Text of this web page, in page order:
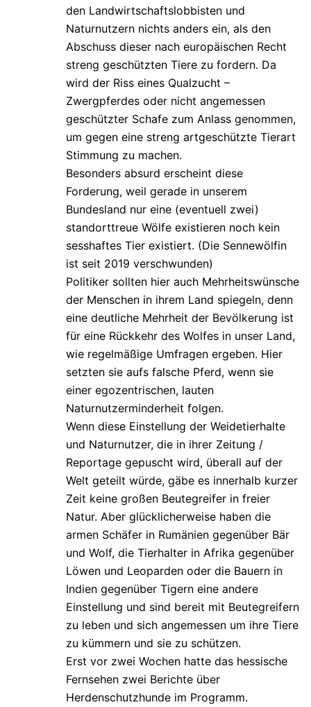
den Landwirtschaftslobbisten und
Naturnutzern nichts anders ein, als den
Abschuss dieser nach europäischen Recht
streng geschützten Tiere zu fordern. Da
wird der Riss eines Qualzucht –
Zwergpferdes oder nicht angemessen
geschützter Schafe zum Anlass genommen,
um gegen eine streng artgeschützte Tierart
Stimmung zu machen.
Besonders absurd erscheint diese
Forderung, weil gerade in unserem
Bundesland nur eine (eventuell zwei)
standorttreue Wölfe existieren noch kein
sesshaftes Tier existiert. (Die Sennewölfin
ist seit 2019 verschwunden)
Politiker sollten hier auch Mehrheitswünsche
der Menschen in ihrem Land spiegeln, denn
eine deutliche Mehrheit der Bevölkerung ist
für eine Rückkehr des Wolfes in unser Land,
wie regelmäßige Umfragen ergeben. Hier
setzten sie aufs falsche Pferd, wenn sie
einer egozentrischen, lauten
Naturnutzerminderheit folgen.
Wenn diese Einstellung der Weidetierhalte
und Naturnutzer, die in ihrer Zeitung /
Reportage gepuscht wird, überall auf der
Welt geteilt würde, gäbe es innerhalb kurzer
Zeit keine großen Beutegreifer in freier
Natur. Aber glücklicherweise haben die
armen Schäfer in Rumänien gegenüber Bär
und Wolf, die Tierhalter in Afrika gegenüber
Löwen und Leoparden oder die Bauern in
Indien gegenüber Tigern eine andere
Einstellung und sind bereit mit Beutegreifern
zu leben und sich angemessen um ihre Tiere
zu kümmern und sie zu schützen.
Erst vor zwei Wochen hatte das hessische
Fernsehen zwei Berichte über
Herdenschutzhunde im Programm.